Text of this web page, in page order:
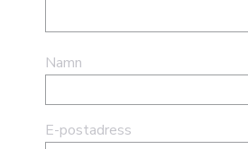
Namn
E-postadress